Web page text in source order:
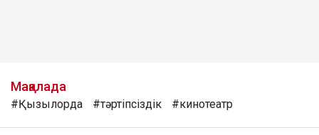
Мақалада
#Қызылорда #тәртіпсіздік #кинотеатр